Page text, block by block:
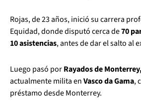
Rojas, de 23 años, inició su carrera
Equidad, donde disputó cerca de70
10 asistencias, antes de dar el salto al
Luego pasó porRayados de
actualmente milita enVasco da Gama,
préstamo desde Monterrey.